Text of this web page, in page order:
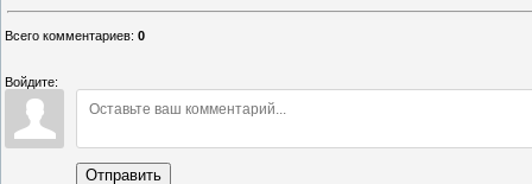
Всего комментариев: 0
Войдите:
Отправить